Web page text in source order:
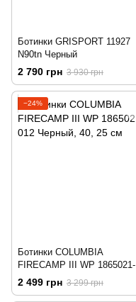
Ботинки GRISPORT 11927
N90tn Черный
2 790 грн 3 930 грн
−24%
Ботинки COLUMBIA
FIRECAMP III WP 1865021-
012 Черный
2 499 грн 3 299 грн